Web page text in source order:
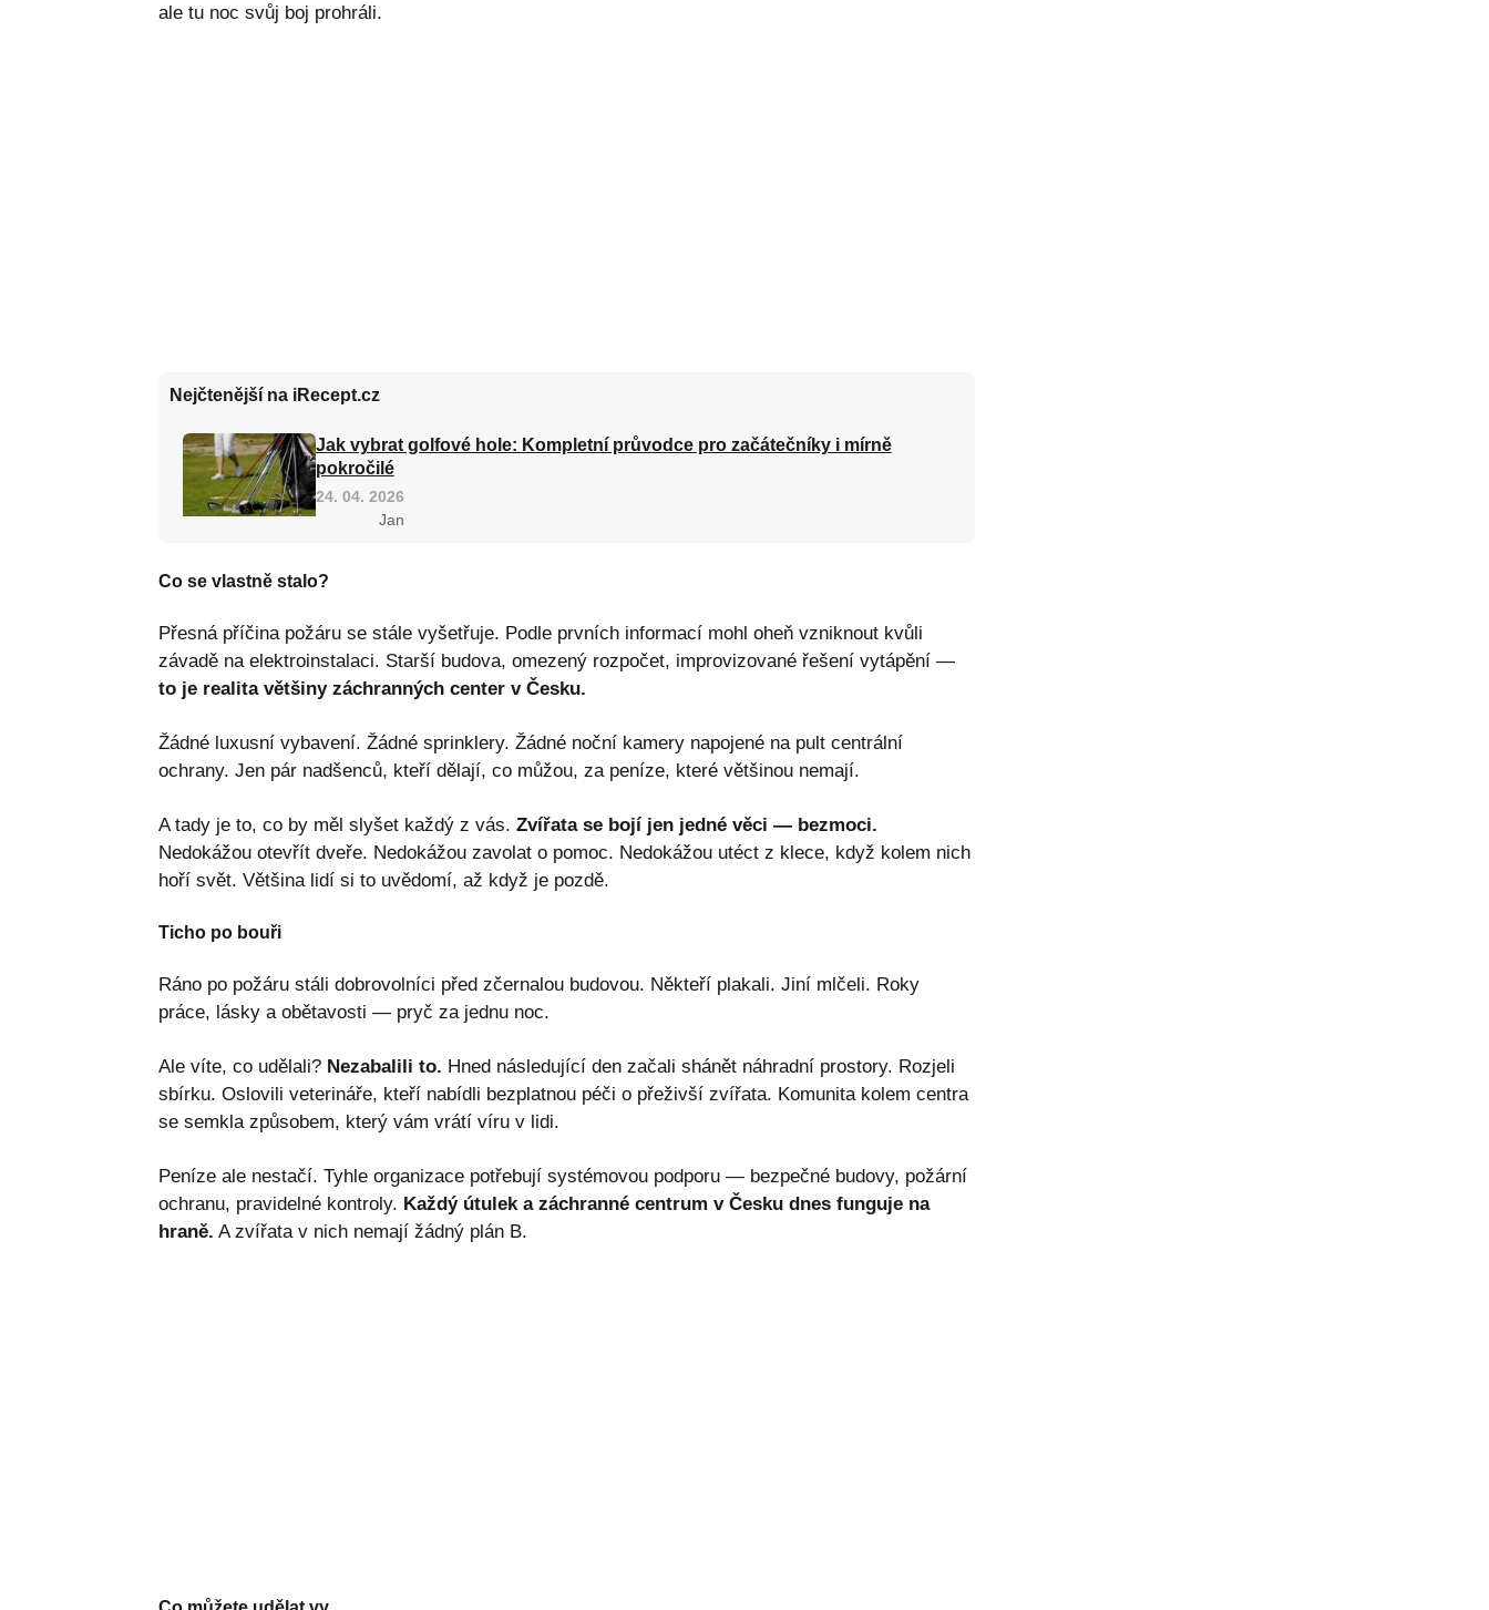
ale tu noc svůj boj prohráli.
Nejčtenější na iRecept.cz
Jak vybrat golfové hole: Kompletní průvodce pro začátečníky i mírně
pokročilé
24. 04. 2026
Jan
Co se vlastně stalo?
Přesná příčina požáru se stále vyšetřuje. Podle prvních informací mohl oheň vzniknout kvůli
závadě na elektroinstalaci. Starší budova, omezený rozpočet, improvizované řešení vytápění —
to je realita většiny záchranných center v Česku.
Žádné luxusní vybavení. Žádné sprinklery. Žádné noční kamery napojené na pult centrální
ochrany. Jen pár nadšenců, kteří dělají, co můžou, za peníze, které většinou nemají.
A tady je to, co by měl slyšet každý z vás. Zvířata se bojí jen jedné věci — bezmoci.
Nedokážou otevřít dveře. Nedokážou zavolat o pomoc. Nedokážou utéct z klece, když kolem nich
hoří svět. Většina lidí si to uvědomí, až když je pozdě.
Ticho po bouři
Ráno po požáru stáli dobrovolníci před zčernalou budovou. Někteří plakali. Jiní mlčeli. Roky
práce, lásky a obětavosti — pryč za jednu noc.
Ale víte, co udělali? Nezabalili to. Hned následující den začali shánět náhradní prostory. Rozjeli
sbírku. Oslovili veterináře, kteří nabídli bezplatnou péči o přeživší zvířata. Komunita kolem centra
se semkla způsobem, který vám vrátí víru v lidi.
Peníze ale nestačí. Tyhle organizace potřebují systémovou podporu — bezpečné budovy, požární
ochranu, pravidelné kontroly. Každý útulek a záchranné centrum v Česku dnes funguje na
hraně. A zvířata v nich nemají žádný plán B.